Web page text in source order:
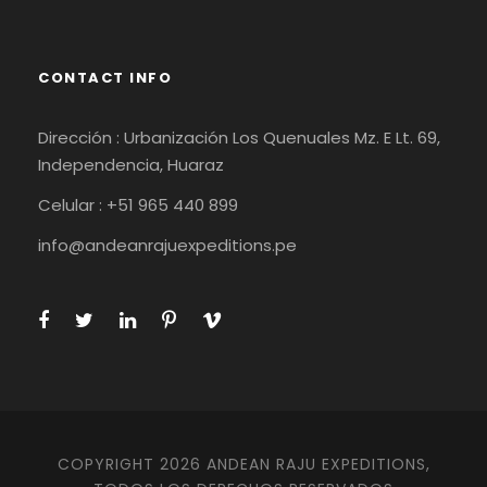
CONTACT INFO
Dirección : Urbanización Los Quenuales Mz. E Lt. 69,
Independencia, Huaraz
Celular : +51 965 440 899
info@andeanrajuexpeditions.pe
COPYRIGHT 2026 ANDEAN RAJU EXPEDITIONS,